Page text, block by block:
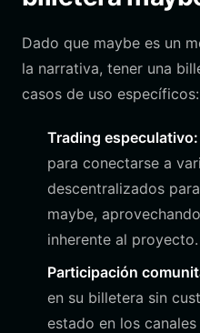
Dado que maybe es un
la narrativa, tener una
casos de uso específicos:
Trading especulativo:
para conectarse a
descentralizados
maybe,
inherente al proyecto.
Participación
en su billetera sin
estado en los